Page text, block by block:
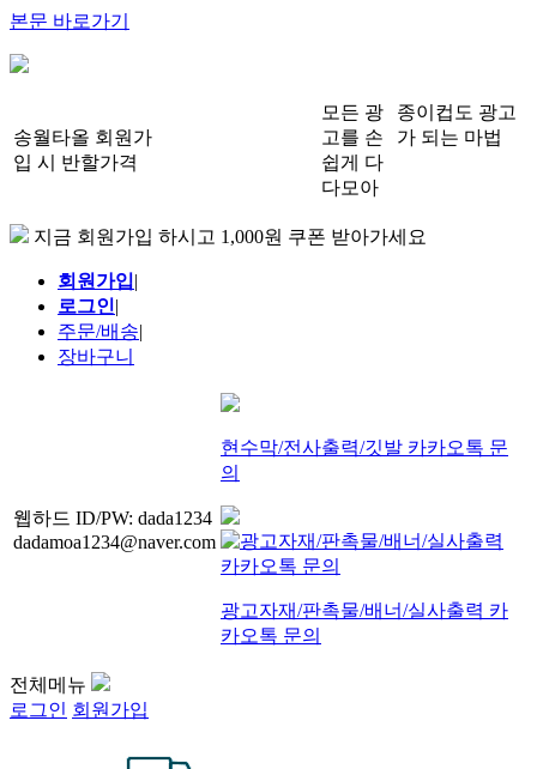
본문 바로가기
송월타올 회원가
입 시 반할가격
모든 광
고를 손
쉽게 다
다모아
종이컵도 광고
가 되는 마법
지금 회원가입 하시고 1,000원 쿠폰 받아가세요
회원가입|
로그인|
주문/배송|
장바구니
웹하드 ID/PW: dada1234
dadamoa1234@naver.com
현수막/전사출력/깃발 카카오톡 문
의
광고자재/판촉물/배너/실사출력 카
카오톡 문의
전체메뉴
로그인 회원가입